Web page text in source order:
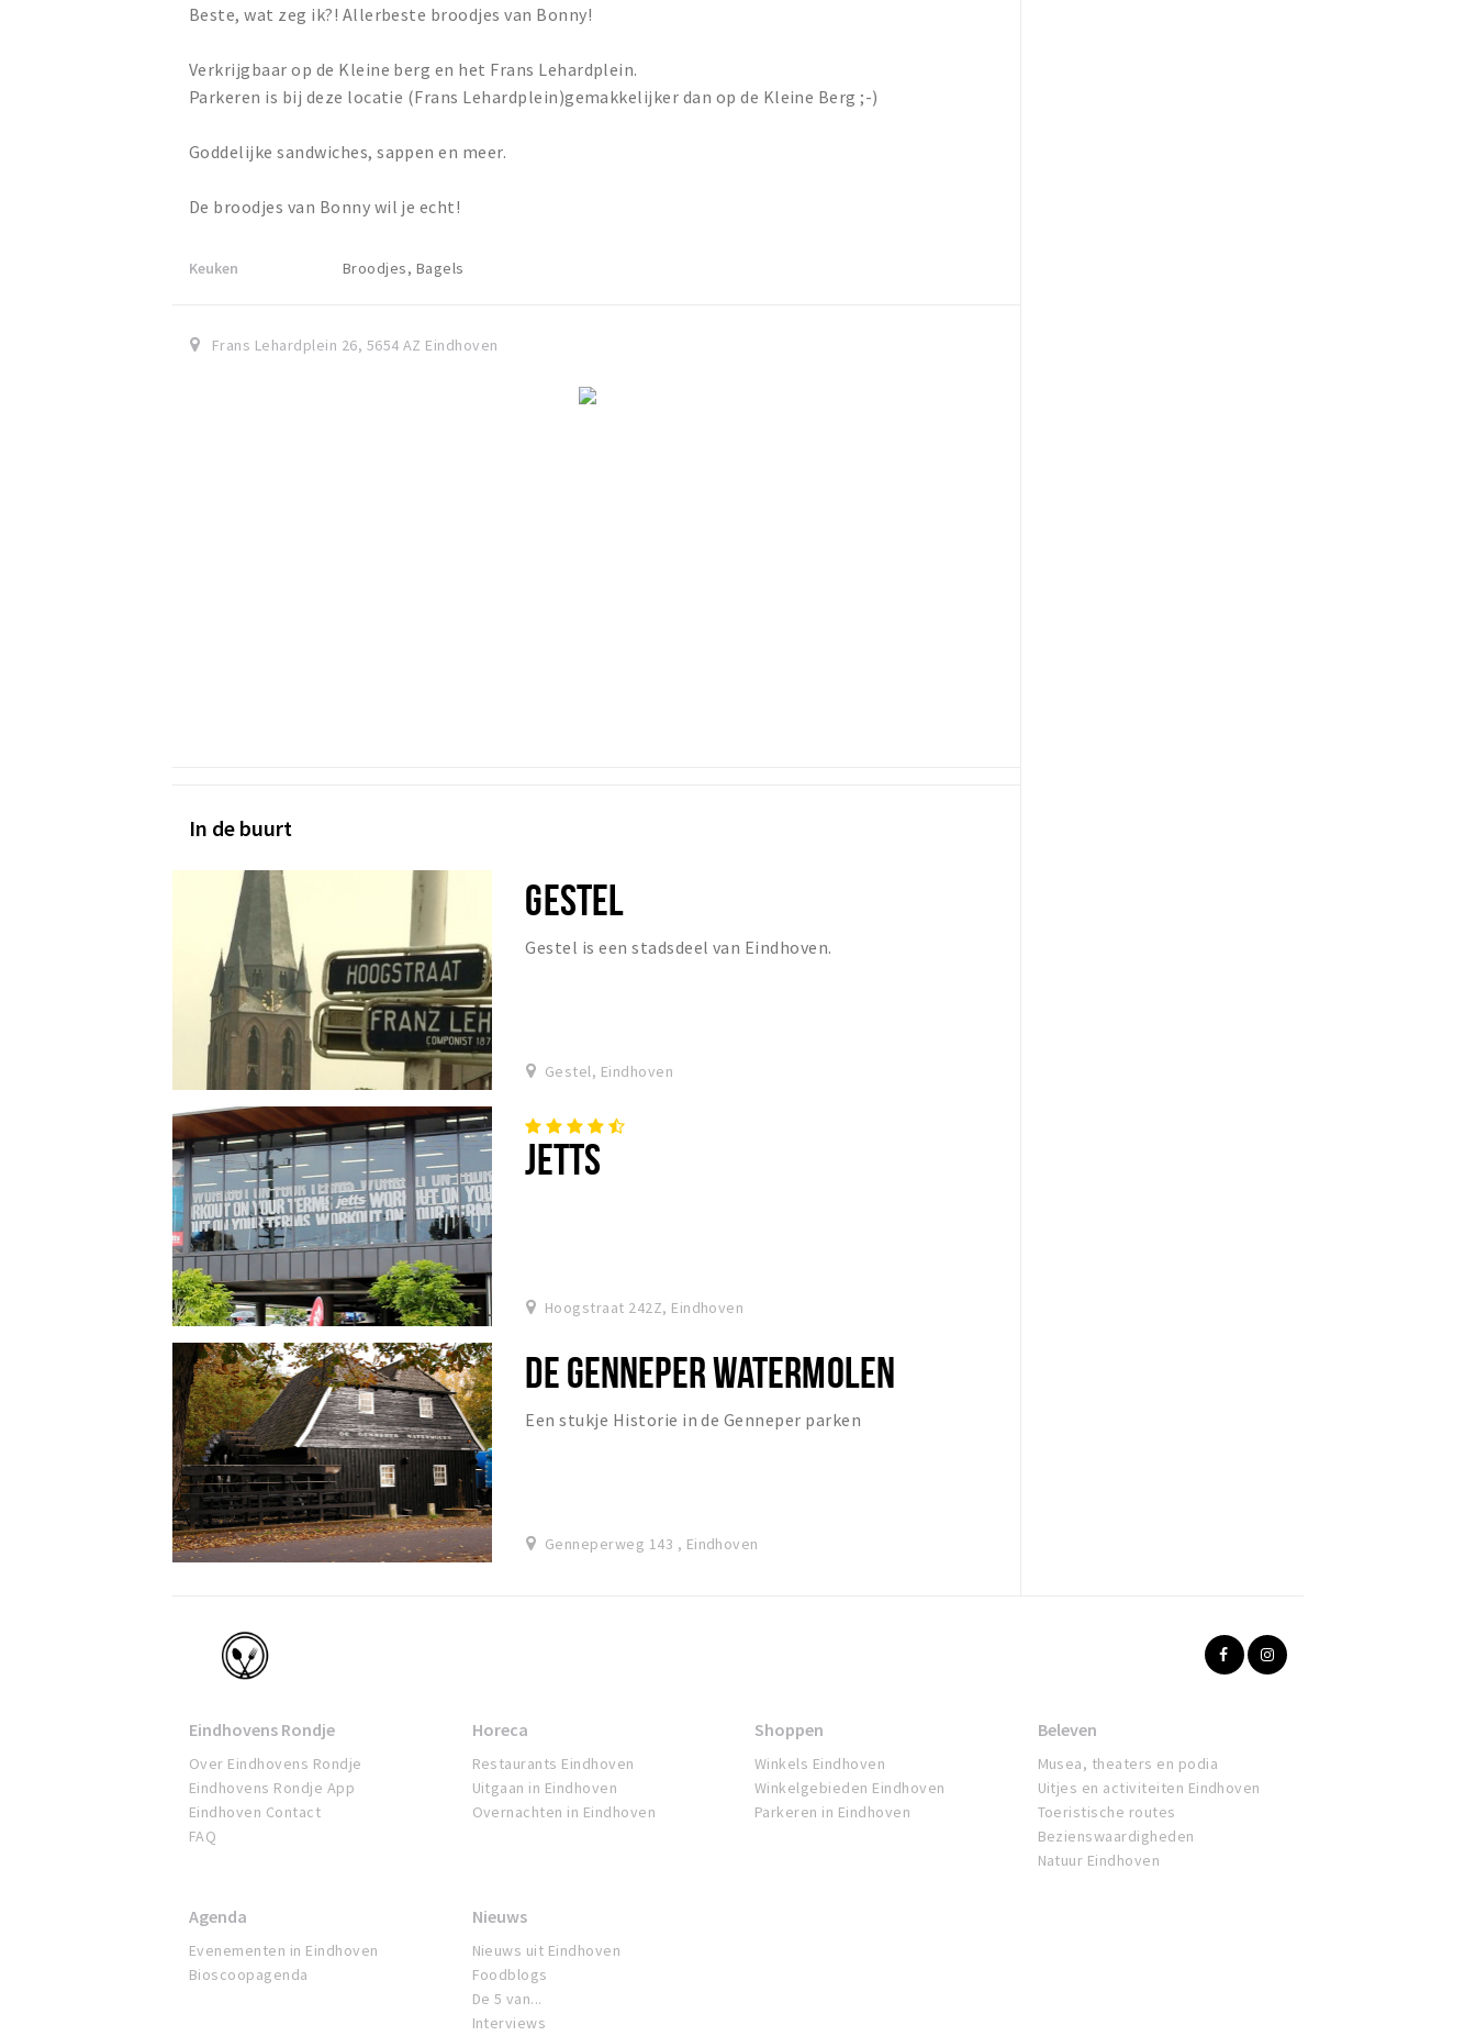
Beste, wat zeg ik?! Allerbeste broodjes van Bonny!
Verkrijgbaar op de Kleine berg en het Frans Lehardplein.
Parkeren is bij deze locatie (Frans Lehardplein)gemakkelijker dan op de Kleine Berg ;-)
Goddelijke sandwiches, sappen en meer.
De broodjes van Bonny wil je echt!
Keuken Broodjes, Bagels
Frans Lehardplein 26, 5654 AZ Eindhoven
In de buurt
GESTEL
Gestel is een stadsdeel van Eindhoven.
Gestel, Eindhoven
JETTS
Hoogstraat 242Z, Eindhoven
DE GENNEPER WATERMOLEN
Een stukje Historie in de Genneper parken
Genneperweg 143 , Eindhoven
Eindhoven
Eindhovens Rondje
Over Eindhovens Rondje
Eindhovens Rondje App
Eindhoven Contact
FAQ
Horeca
Restaurants Eindhoven
Uitgaan in Eindhoven
Overnachten in Eindhoven
Shoppen
Winkels Eindhoven
Winkelgebieden Eindhoven
Parkeren in Eindhoven
Beleven
Musea, theaters en podia
Uitjes en activiteiten Eindhoven
Toeristische routes
Bezienswaardigheden
Natuur Eindhoven
Agenda
Evenementen in Eindhoven
Bioscoopagenda
Nieuws
Nieuws uit Eindhoven
Foodblogs
De 5 van...
Interviews